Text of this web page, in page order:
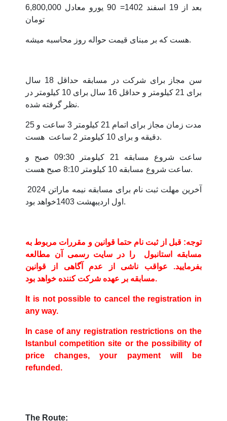
بعد از 19 اسفند 1402= 90 یورو معادل 6,800,000
تومان
هست که بر مبنای قیمت حواله روز محاسبه میشه.
سن مجاز برای شرکت در مسابقه حداقل 18 سال
برای 21 کیلومتر و حداقل 16 سال برای 10 کیلومتر در
نظر گرفته شده.
مدت زمان مجاز برای اتمام 21 کیلومتر 3 ساعت و 25
دقیقه و برای 10 کیلومتر 2 ساعت هست.
ساعت شروع مسابقه 21 کیلومتر 09:30 صبح و
ساعت شروع مسابقه 10 کیلومتر 8:10 صبح هست.
اول اردیبهشت 1403خواهد بود.
توجه: قبل از ثبت نام حتما قوانین و مقررات مربوط به
مسابقه استانبول را در سایت رسمی آن مطالعه
بفرمایید. عواقب ناشی از عدم آگاهی از قوانین
مسابقه بر عهده شرکت کننده خواهد بود.
It is not possible to cancel the registration in
any way.
In case of any registration restrictions on the
Istanbul competition site or the possibility of
price changes, your payment will be
refunded.
The Route: